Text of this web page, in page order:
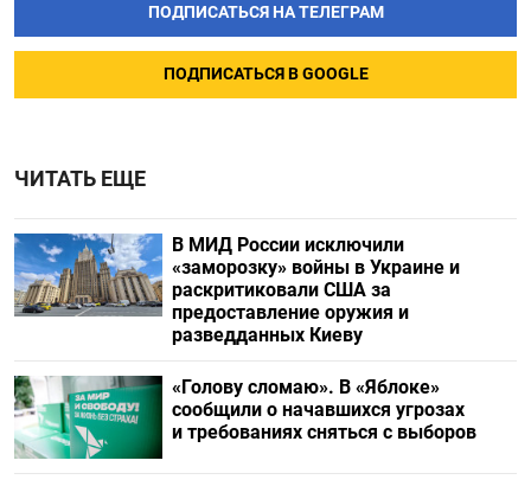
ПОДПИСАТЬСЯ НА ТЕЛЕГРАМ
ПОДПИСАТЬСЯ В GOOGLE
ЧИТАТЬ ЕЩЕ
В МИД России исключили
«заморозку» войны в Украине и
раскритиковали США за
предоставление оружия и
разведданных Киеву
«Голову сломаю». В «Яблоке»
сообщили о начавшихся угрозах
и требованиях сняться с выборов